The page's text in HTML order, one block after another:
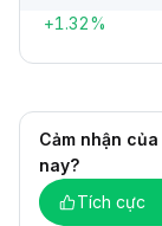
+1.32%
Cảm nhận của
nay?
Tích cực